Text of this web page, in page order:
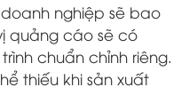
nghiệp sẽ bao
quảng cáo sẽ có
chuẩn chỉnh riêng.
thiếu khi sản xuất